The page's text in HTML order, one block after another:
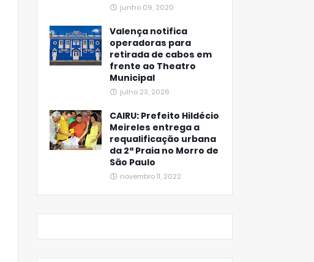
junho 09, 2020
Valença notifica
operadoras para
retirada de cabos em
frente ao Theatro
Municipal
julho 23, 2026
CAIRU: Prefeito Hildécio
Meireles entrega a
requalificação urbana
da 2ª Praia no Morro de
São Paulo
novembro 11, 2022